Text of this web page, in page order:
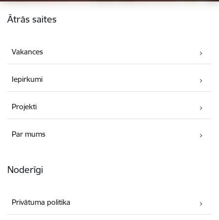
Kājene
Ātrās saites
Vakances
Iepirkumi
Projekti
Par mums
Noderīgi
Privātuma politika